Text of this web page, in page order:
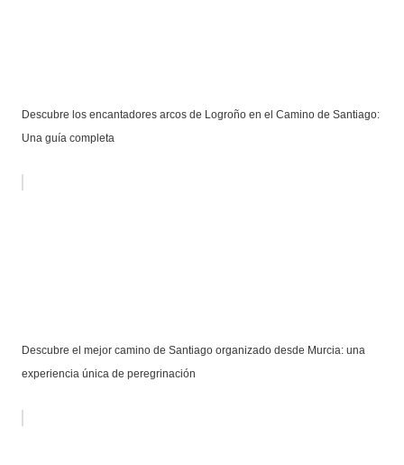
Descubre los encantadores arcos de Logroño en el Camino de Santiago:
Una guía completa
Descubre el mejor camino de Santiago organizado desde Murcia: una
experiencia única de peregrinación